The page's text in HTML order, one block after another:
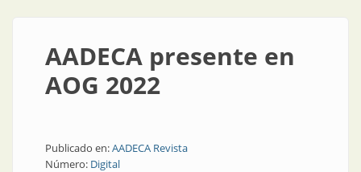
AADECA presente en
AOG 2022
Publicado en:AADECA Revista
Número: Digital